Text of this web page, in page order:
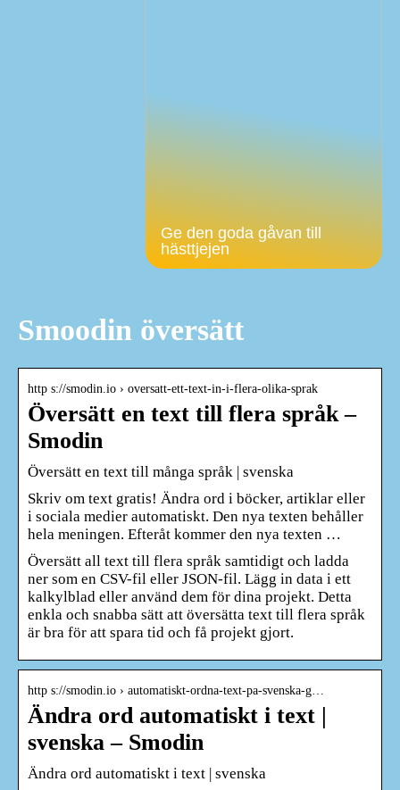
Ge den goda gåvan till
hästtjejen
Smoodin översätt
http s://smodin.io › oversatt-ett-text-in-i-flera-olika-sprak
Översätt en text till flera språk –
Smodin
Översätt en text till många språk | svenska
Skriv om text gratis! Ändra ord i böcker, artiklar eller
i sociala medier automatiskt. Den nya texten behåller
hela meningen. Efteråt kommer den nya texten …
Översätt all text till flera språk samtidigt och ladda
ner som en CSV-fil eller JSON-fil. Lägg in data i ett
kalkylblad eller använd dem för dina projekt. Detta
enkla och snabba sätt att översätta text till flera språk
är bra för att spara tid och få projekt gjort.
http s://smodin.io › automatiskt-ordna-text-pa-svenska-g…
Ändra ord automatiskt i text |
svenska – Smodin
Ändra ord automatiskt i text | svenska